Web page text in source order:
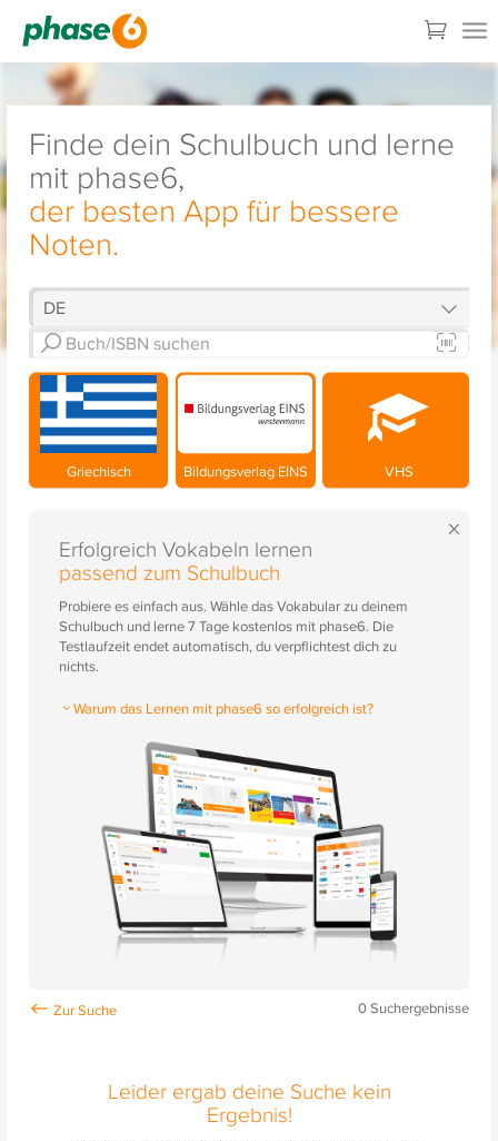
Finde dein Schulbuch und lerne
mit phase6,
der besten App für bessere
Noten.
Griechisch Bildungsverlag EINS VHS
×
Erfolgreich Vokabeln lernen
passend zum Schulbuch
Probiere es einfach aus. Wähle das Vokabular zu deinem
Schulbuch und lerne 7 Tage kostenlos mit phase6. Die
Testlaufzeit endet automatisch, du verpflichtest dich zu
nichts.
Warum das Lernen mit phase6 so erfolgreich ist?
0Suchergebnisse
Leider ergab deine Suche kein
Ergebnis!